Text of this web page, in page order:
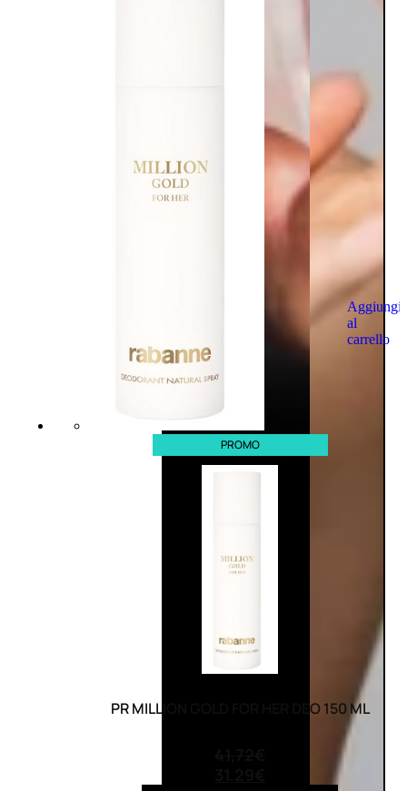
Aggiungi
al
carrello
PROMO
PR MILLION GOLD FOR HER DEO 150 ML